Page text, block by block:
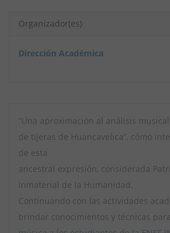
Organizador(es)
Dirección Académica
“Una aproximación al análisis
de tijeras de Huancavelica”, cómo
de esta
ancestral expresión, considerada
Inmaterial de la Humanidad.
Continuando con las actividades
brindar conocimientos y técnicas